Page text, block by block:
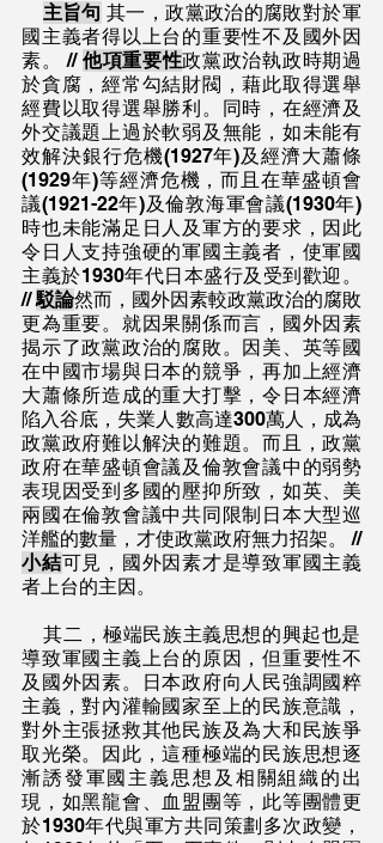
主旨句 其一，政黨政治的腐敗對於軍
國主義者得以上台的重要性不及國外因
素。 // 他項重要性政黨政治執政時期過
於貪腐，經常勾結財閥，藉此取得選舉
經費以取得選舉勝利。同時，在經濟及
外交議題上過於軟弱及無能，如未能有
效解決銀行危機(1927年)及經濟大蕭條
(1929年)等經濟危機，而且在華盛頓會
議(1921-22年)及倫敦海軍會議(1930年)
時也未能滿足日人及軍方的要求，因此
令日人支持強硬的軍國主義者，使軍國
主義於1930年代日本盛行及受到歡迎。
// 駁論然而，國外因素較政黨政治的腐敗
更為重要。就因果關係而言，國外因素
揭示了政黨政治的腐敗。因美、英等國
在中國市場與日本的競爭，再加上經濟
大蕭條所造成的重大打擊，令日本經濟
陷入谷底，失業人數高達300萬人，成為
政黨政府難以解決的難題。而且，政黨
政府在華盛頓會議及倫敦會議中的弱勢
表現因受到多國的壓抑所致，如英、美
兩國在倫敦會議中共同限制日本大型巡
洋艦的數量，才使政黨政府無力招架。 //
小結可見，國外因素才是導致軍國主義
者上台的主因。
    其二，極端民族主義思想的興起也是
導致軍國主義上台的原因，但重要性不
及國外因素。日本政府向人民強調國粹
主義，對內灌輸國家至上的民族意識，
對外主張拯救其他民族及為大和民族爭
取光榮。因此，這種極端的民族思想逐
漸誘發軍國主義思想及相關組織的出
現，如黑龍會、血盟團等，此等團體更
於1930年代與軍方共同策劃多次政變，